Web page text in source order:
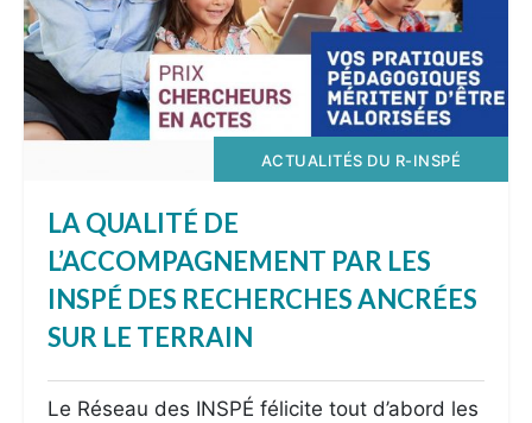
ACTUALITÉS DU R-INSPÉ
LA QUALITÉ DE
L’ACCOMPAGNEMENT PAR LES
INSPÉ DES RECHERCHES ANCRÉES
SUR LE TERRAIN
Le Réseau des INSPÉ félicite tout d’abord les